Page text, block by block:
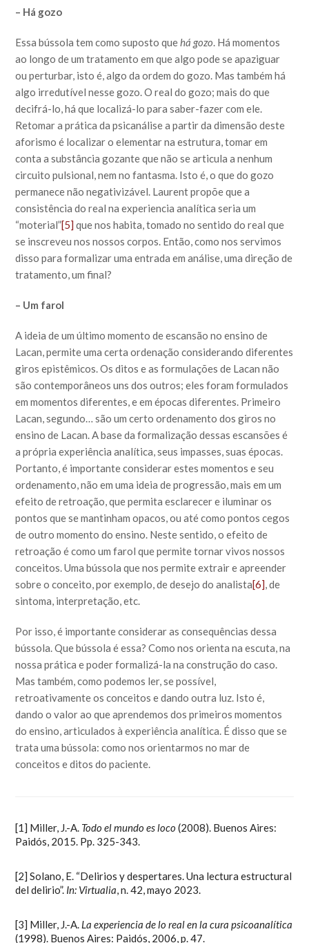
– Há gozo
Essa bússola tem como suposto quehá gozo. Há momentos
ao longo de um tratamento em que algo pode se apaziguar
ou perturbar, isto é, algo da ordem do gozo. Mas também há
algo irredutível nesse gozo. O real do gozo; mais do que
decifrá-lo, há que localizá-lo para saber-fazer com ele.
Retomar a prática da psicanálise a partir da dimensão deste
aforismo é localizar o elementar na estrutura, tomar em
conta a substância gozante que não se articula a nenhum
circuito pulsional, nem no fantasma. Isto é, o que do gozo
permanece não negativizável. Laurent propõe que a
consistência do real na experiencia analítica seria um
“moterial”[5] que nos habita, tomado no sentido do real que
se inscreveu nos nossos corpos. Então, como nos servimos
disso para formalizar uma entrada em análise, uma direção de
tratamento, um final?
– Um farol
A ideia de um último momento de escansão no ensino de
Lacan, permite uma certa ordenação considerando diferentes
giros epistêmicos. Os ditos e as formulações de Lacan não
são contemporâneos uns dos outros; eles foram formulados
em momentos diferentes, e em épocas diferentes. Primeiro
Lacan, segundo… são um certo ordenamento dos giros no
ensino de Lacan. A base da formalização dessas escansões é
a própria experiência analítica, seus impasses, suas épocas.
Portanto, é importante considerar estes momentos e seu
ordenamento, não em uma ideia de progressão, mais em um
efeito de retroação, que permita esclarecer e iluminar os
pontos que se mantinham opacos, ou até como pontos cegos
de outro momento do ensino. Neste sentido, o efeito de
retroação é como um farol que permite tornar vivos nossos
conceitos. Uma bússola que nos permite extrair e apreender
sobre o conceito, por exemplo, de desejo do analista[6], de
sintoma, interpretação, etc.
Por isso, é importante considerar as consequências dessa
bússola. Que bússola é essa? Como nos orienta na escuta, na
nossa prática e poder formalizá-la na construção do caso.
Mas também, como podemos ler, se possível,
retroativamente os conceitos e dando outra luz. Isto é,
dando o valor ao que aprendemos dos primeiros momentos
do ensino, articulados à experiência analítica. É disso que se
trata uma bússola: como nos orientarmos no mar de
conceitos e ditos do paciente.
[1] Miller, J.-A. Todo el mundo es loco (2008). Buenos Aires:
Paidós, 2015. Pp. 325-343.
[2] Solano, E. “Delirios y despertares. Una lectura estructural
del delirio”. In: Virtualia, n. 42, mayo 2023.
[3] Miller, J.-A. La experiencia de lo real en la cura psicoanalítica
(1998). Buenos Aires: Paidós, 2006, p. 47.